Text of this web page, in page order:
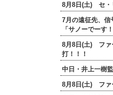
8月8日(土) セ・
7月の遠征先、信
「サノーでーす
8月8日(土) ファ
打！！！
中日・井上一樹
8月8日(土) ファ